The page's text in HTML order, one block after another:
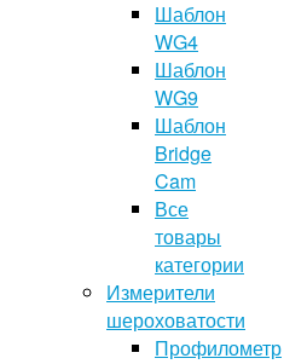
Шаблон
WG4
Шаблон
WG9
Шаблон
Bridge
Cam
Все
товары
категории
Измерители
шероховатости
Профилометр